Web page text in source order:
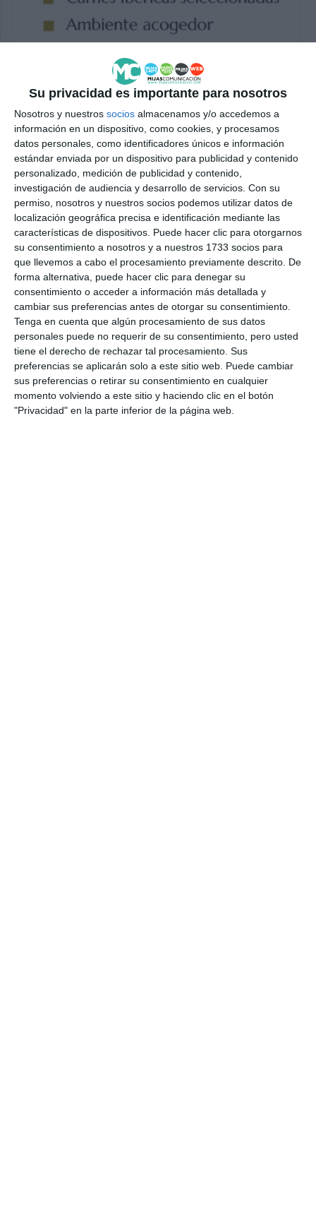
Su privacidad es importante para nosotros
Nosotros y nuestros socios almacenamos y/o accedemos a
información en un dispositivo, como cookies, y procesamos
datos personales, como identificadores únicos e información
estándar enviada por un dispositivo para publicidad y contenido
personalizado, medición de publicidad y contenido,
investigación de audiencia y desarrollo de servicios. Con su
permiso, nosotros y nuestros socios podemos utilizar datos de
localización geográfica precisa e identificación mediante las
características de dispositivos. Puede hacer clic para otorgarnos
su consentimiento a nosotros y a nuestros 1733 socios para
que llevemos a cabo el procesamiento previamente descrito. De
forma alternativa, puede hacer clic para denegar su
consentimiento o acceder a información más detallada y
cambiar sus preferencias antes de otorgar su consentimiento.
Tenga en cuenta que algún procesamiento de sus datos
personales puede no requerir de su consentimiento, pero usted
tiene el derecho de rechazar tal procesamiento. Sus
preferencias se aplicarán solo a este sitio web. Puede cambiar
sus preferencias o retirar su consentimiento en cualquier
momento volviendo a este sitio y haciendo clic en el botón
"Privacidad" en la parte inferior de la página web.